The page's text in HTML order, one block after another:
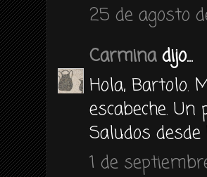
25 de agosto
Carminadijo...
Hola, Bartolo.
escabeche.
Saludos
1 de